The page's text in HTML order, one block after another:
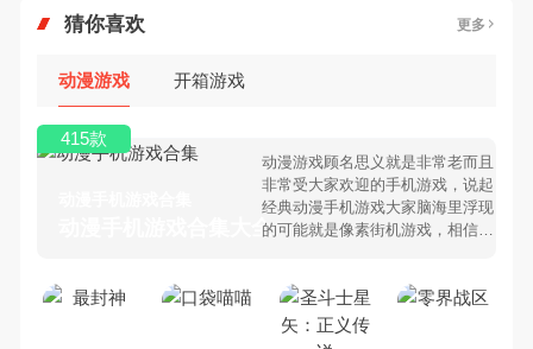
猜你喜欢 更多
动漫游戏 开箱游戏
动漫手机游戏合集大全 >
动漫游戏顾名思义就是非常老而且
非常受大家欢迎的手机游戏，说起
经典动漫手机游戏大家脑海里浮现
的可能就是像素街机游戏，相信很
漫手机游戏有哪些呢？游戏今天，
乐途下载站小编芒果味的怪咖给大
家搜集整理了所以动漫手机游戏合
415款